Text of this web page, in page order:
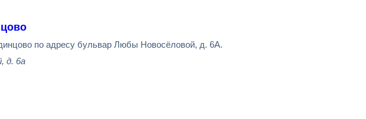
по адресу бульвар Любы Новосёловой, д. 6А.
д. 6а